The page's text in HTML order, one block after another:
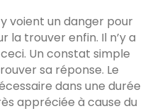
voient un danger pour
la trouver enfin. Il n’y a
Un constat simple
sa réponse. Le
dans une durée
appréciée à cause du